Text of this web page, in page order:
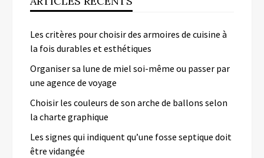
Les critères pour choisir des armoires de cuisine à
la fois durables et esthétiques
Organiser sa lune de miel soi-même ou passer par
une agence de voyage
Choisir les couleurs de son arche de ballons selon
la charte graphique
Les signes qui indiquent qu’une fosse septique doit
être vidangée